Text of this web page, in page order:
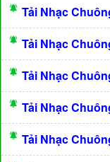
Tải Nhạc
Tải Nhạc
Tải Nhạc
Tải Nhạc
Tải Nhạc